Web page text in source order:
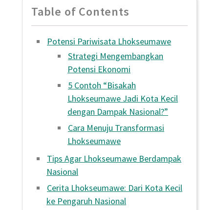
Table of Contents
Potensi Pariwisata Lhokseumawe
Strategi Mengembangkan
Potensi Ekonomi
5 Contoh “Bisakah
Lhokseumawe Jadi Kota Kecil
dengan Dampak Nasional?”
Cara Menuju Transformasi
Lhokseumawe
Tips Agar Lhokseumawe Berdampak
Nasional
Cerita Lhokseumawe: Dari Kota Kecil
ke Pengaruh Nasional